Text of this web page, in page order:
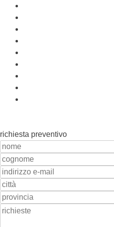
richiesta preventivo